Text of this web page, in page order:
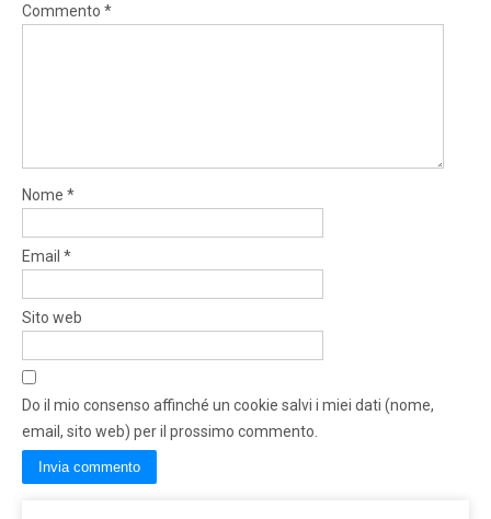
Commento *
Nome *
Email *
Sito web
Do il mio consenso affinché un cookie salvi i miei dati (nome,
email, sito web) per il prossimo commento.